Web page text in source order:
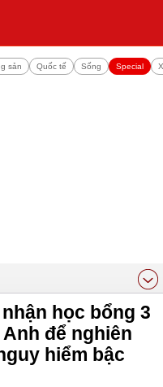
sản Quốc tế Sống Special
học bổng 3
để nghiên
hiểm bậc